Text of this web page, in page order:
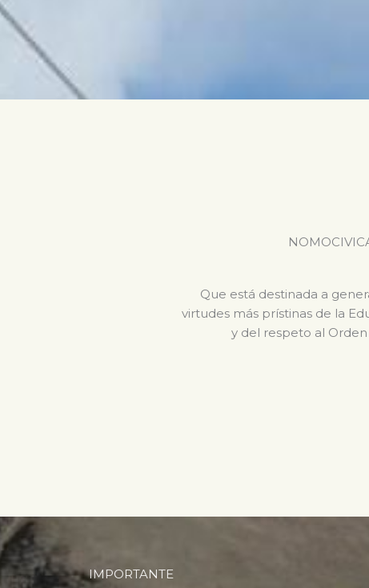
Que está destinada a
virtudes más prístinas de la
y del respeto al
IMPORTANTE